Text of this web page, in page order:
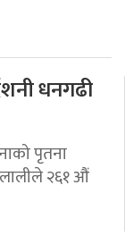
धनगढी
पृतना
२६१ औं